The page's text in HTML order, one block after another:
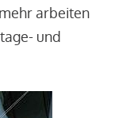
arbeiten
und